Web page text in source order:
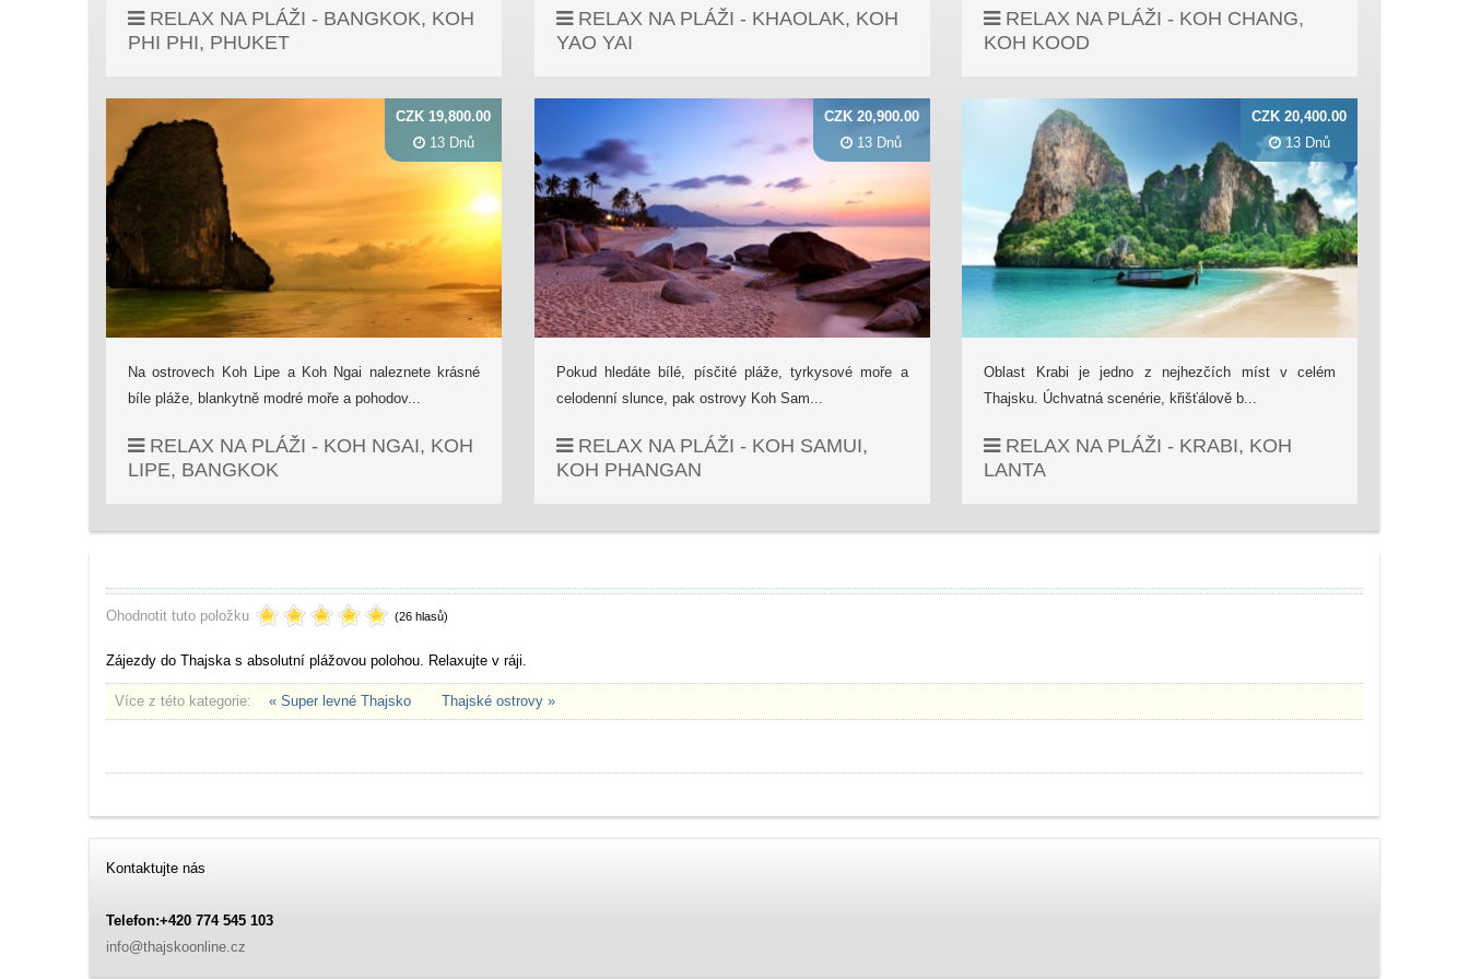
RELAX NA PLÁŽI - BANGKOK, KOH
PHI PHI, PHUKET
RELAX NA PLÁŽI - KHAOLAK, KOH
YAO YAI
RELAX NA PLÁŽI - KOH CHANG,
KOH KOOD
Na ostrovech Koh Lipe a Koh Ngai naleznete krásné
bíle pláže, blankytně modré moře a pohodov...
RELAX NA PLÁŽI - KOH NGAI, KOH
LIPE, BANGKOK
CZK 19,800.00
13 Dnů
Pokud hledáte bílé, písčité pláže, tyrkysové moře a
celodenní slunce, pak ostrovy Koh Sam...
RELAX NA PLÁŽI - KOH SAMUI,
KOH PHANGAN
CZK 20,900.00
13 Dnů
Oblast Krabi je jedno z nejhezčích míst v celém
Thajsku. Úchvatná scenérie, křišťálově b...
RELAX NA PLÁŽI - KRABI, KOH
LANTA
CZK 20,400.00
13 Dnů
Ohodnotit tuto položku (26 hlasů)
Zájezdy do Thajska s absolutní plážovou polohou. Relaxujte v ráji.
Více z této kategorie: « Super levné Thajsko Thajské ostrovy »
Kontaktujte nás
Telefon:+420 774 545 103
info@thajskoonline.cz